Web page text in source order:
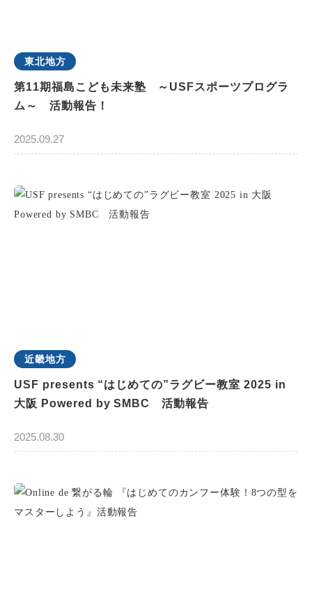
東北地方
第11期福島こども未来塾 ～USFスポーツプログラ
ム～ 活動報告！
2025.09.27
近畿地方
USF presents “はじめての”ラグビー教室 2025 in
大阪 Powered by SMBC 活動報告
2025.08.30